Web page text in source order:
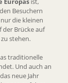
Besuchern
die kleinen
der Brücke auf
stehen.
traditionelle
Und auch an
neue Jahr